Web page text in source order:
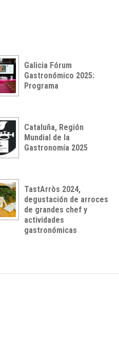
Galicia Fórum
Gastronómico 2025:
Programa
Cataluña, Región
Mundial de la
Gastronomía 2025
TastArròs 2024,
degustación de arroces
de grandes chef y
actividades
gastronómicas